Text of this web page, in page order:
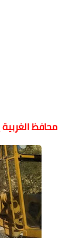
محافظ